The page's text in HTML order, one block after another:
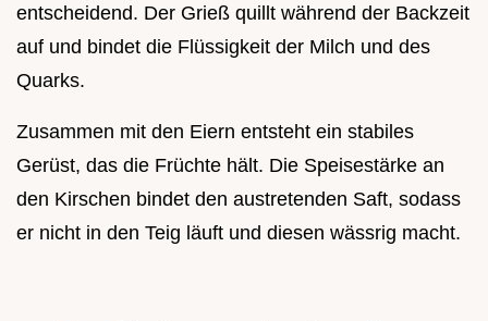
entscheidend. Der Grieß quillt während der Backzeit
auf und bindet die Flüssigkeit der Milch und des
Quarks.
Zusammen mit den Eiern entsteht ein stabiles
Gerüst, das die Früchte hält. Die Speisestärke an
den Kirschen bindet den austretenden Saft, sodass
er nicht in den Teig läuft und diesen wässrig macht.